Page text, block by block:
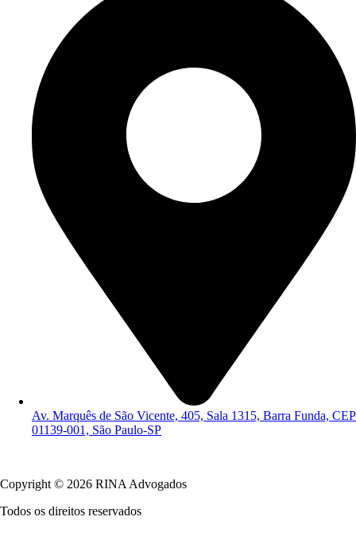
Av. Marquês de São Vicente, 405, Sala 1315, Barra Funda, CEP
01139-001, São Paulo-SP
Copyright © 2026 RINA Advogados
Todos os direitos reservados